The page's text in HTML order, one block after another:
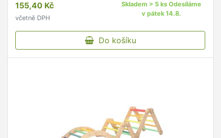
155,40 Kč
včetně DPH
Skladem > 5 ks Odesíláme
v pátek 14.8.
Do košíku